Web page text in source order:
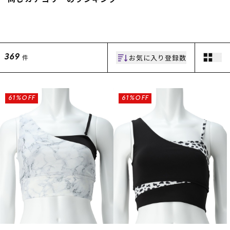
ポイント・クーポンもこのアプリで！
369 件 お気に入り登録数
61%OFF 61%OFF